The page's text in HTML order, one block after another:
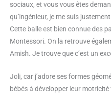
sociaux, et vous vous êtes
qu’ingénieur, je me suis
Cette balle est bien connue des
Montessori. On la retrouve
Amish. Je trouve que c’est un
Joli, car j’adore ses formes
bébés à développer leur motricité